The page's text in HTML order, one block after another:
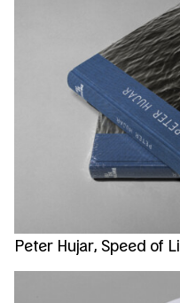
Peter Hujar, Speed of